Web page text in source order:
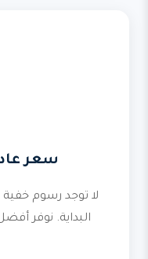
سعر
لا توجد رسوم
البداية. نوفر